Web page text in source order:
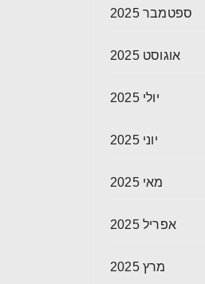
ספטמבר 2025
אוגוסט 2025
יולי 2025
יוני 2025
מאי 2025
אפריל 2025
מרץ 2025